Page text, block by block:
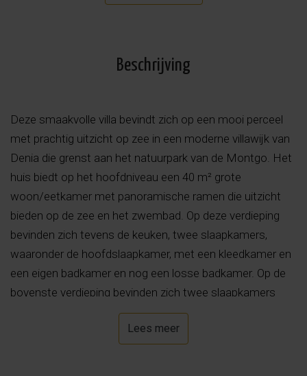
Beschrijving
Deze smaakvolle villa bevindt zich op een mooi perceel
met prachtig uitzicht op zee in een moderne villawijk van
Denia die grenst aan het natuurpark van de Montgo. Het
huis biedt op het hoofdniveau een 40 m² grote
woon/eetkamer met panoramische ramen die uitzicht
bieden op de zee en het zwembad. Op deze verdieping
bevinden zich tevens de keuken, twee slaapkamers,
waaronder de hoofdslaapkamer, met een kleedkamer en
een eigen badkamer en nog een losse badkamer. Op de
bovenste verdieping bevinden zich twee slaapkamers
meer, een badkamer en twee zonneterrassen waar u
heerlijk kunt ontspannen en genieten van het uitzicht. De
Lees meer